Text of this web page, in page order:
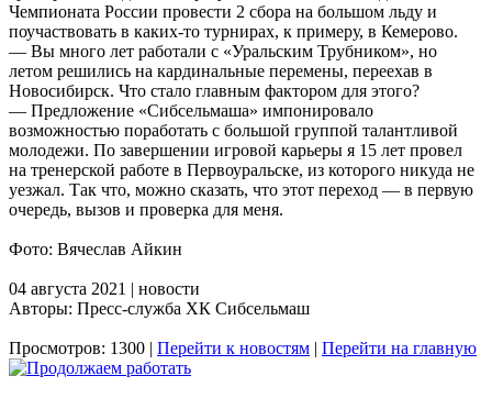
Чемпионата России провести 2 сбора на большом льду и
поучаствовать в каких-то турнирах, к примеру, в Кемерово.
— Вы много лет работали с «Уральским Трубником», но
летом решились на кардинальные перемены, переехав в
Новосибирск. Что стало главным фактором для этого?
— Предложение «Сибсельмаша» импонировало
возможностью поработать с большой группой талантливой
молодежи. По завершении игровой карьеры я 15 лет провел
на тренерской работе в Первоуральске, из которого никуда не
уезжал. Так что, можно сказать, что этот переход — в первую
очередь, вызов и проверка для меня.
Фото: Вячеслав Айкин
04 августа 2021 | новости
Авторы: Пресс-служба ХК Сибсельмаш
Просмотров: 1300 | Перейти к новостям | Перейти на главную